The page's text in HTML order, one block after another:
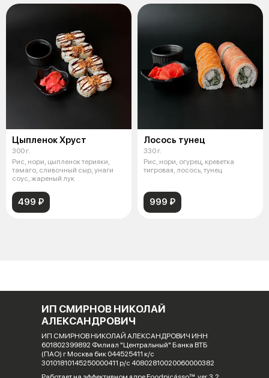
Цыпленок Хруст
300 г.
Рис, нори, цыпленок терияки,
тамаго, сливочный сыр, унаги
соус, жареный лук
499 ₽
Лосось тунец
330 г.
Рис, нори, огурец, креветка
тигровая, лосось, тунец
999 ₽
ИП СМИРНОВ НИКОЛАЙ
АЛЕКСАНДРОВИЧ
ИП СМИРНОВ НИКОЛАЙ АЛЕКСАНДРОВИЧ ИНН
601802399892 Филиал "Центральный" Банка ВТБ
(ПАО) г Москва бик 044525411 к/с
30101810145250000411 р/с 40802810020060000382